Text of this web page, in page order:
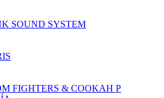
SOUND SYSTEM
FIGHTERS & COOKAH P